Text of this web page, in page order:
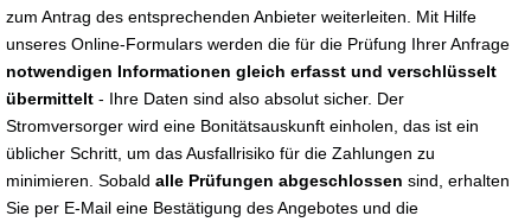
zum Antrag des entsprechenden Anbieter weiterleiten. Mit Hilfe
unseres Online-Formulars werden die für die Prüfung Ihrer Anfrage
notwendigen Informationen gleich erfasst und verschlüsselt
übermittelt - Ihre Daten sind also absolut sicher. Der
Stromversorger wird eine Bonitätsauskunft einholen, das ist ein
üblicher Schritt, um das Ausfallrisiko für die Zahlungen zu
minimieren. Sobald alle Prüfungen abgeschlossen sind, erhalten
Sie per E-Mail eine Bestätigung des Angebotes und die